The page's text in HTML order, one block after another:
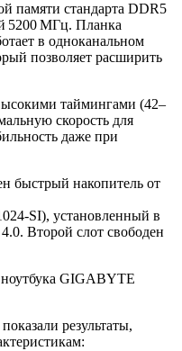
памяти стандарта DDR5
5200 МГц. Планка
в одноканальном
позволяет расширить
таймингами (42–
скорость для
даже при
быстрый накопитель от
установленный в
Второй слот свободен
результаты,